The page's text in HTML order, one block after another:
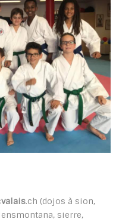
valais.ch (dojos à sion,
sierre,